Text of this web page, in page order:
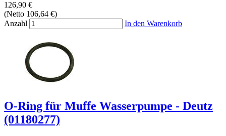
126,90 €
(Netto 106,64 €)
Anzahl
In den Warenkorb
O-Ring für Muffe Wasserpumpe - Deutz
(01180277)